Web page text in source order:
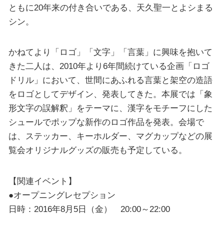
ともに20年来の付き合いである、天久聖一とよシまる
シン。
かねてより「ロゴ」「文字」「言葉」に興味を抱いて
きた二人は、2010年より6年間続けている企画「ロゴ
ドリル」において、世間にあふれる言葉と架空の造語
をロゴとしてデザイン、発表してきた。本展では「象
形文字の誤解釈」をテーマに、漢字をモチーフにした
シュールでポップな新作のロゴ作品を発表。会場で
は、ステッカー、キーホルダー、マグカップなどの展
覧会オリジナルグッズの販売も予定している。
【関連イベント】
●オープニングレセプション
日時：2016年8月5日（金） 20:00～22:00